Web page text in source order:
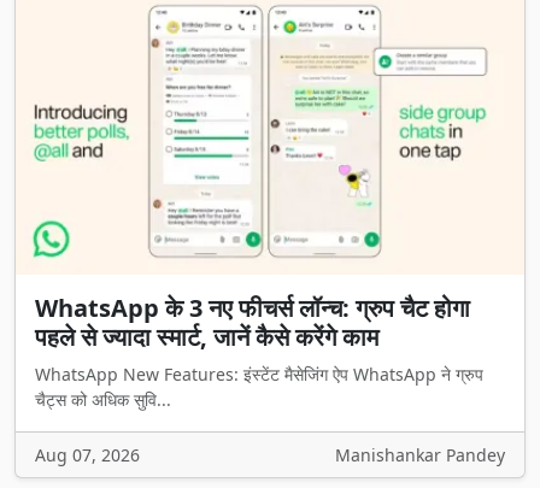
WhatsApp के 3 नए फीचर्स लॉन्च: ग्रुप चैट होगा
पहले से ज्यादा स्मार्ट, जानें कैसे करेंगे काम
WhatsApp New Features: इंस्टेंट मैसेजिंग ऐप WhatsApp ने ग्रुप
चैट्स को अधिक सुवि...
Aug 07, 2026 Manishankar Pandey